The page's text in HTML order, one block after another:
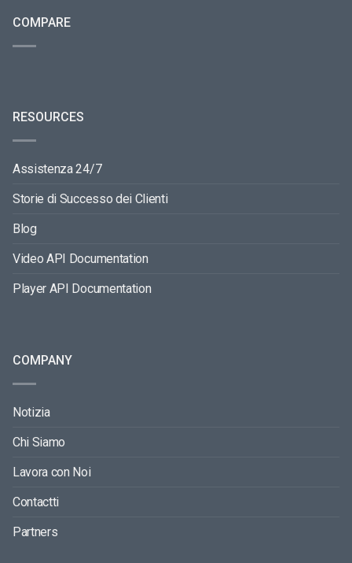
COMPARE
RESOURCES
Assistenza 24/7
Storie di Successo dei Clienti
Blog
Video API Documentation
Player API Documentation
COMPANY
Notizia
Chi Siamo
Lavora con Noi
Contactti
Partners